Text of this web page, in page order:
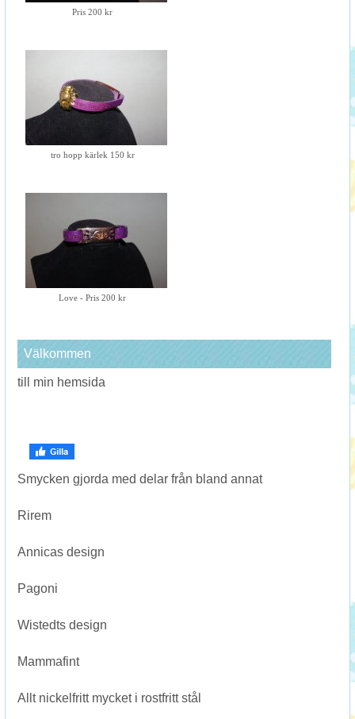
Pris 200 kr
tro hopp kärlek 150 kr
Love - Pris 200 kr
Välkommen
till min hemsida
Smycken gjorda med delar från bland annat
Rirem
Annicas design
Pagoni
Wistedts design
Mammafint
Allt nickelfritt mycket i rostfritt stål